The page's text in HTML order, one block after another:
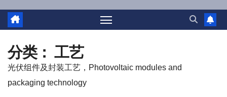
分类： 工艺
光伏组件及封装工艺，Photovoltaic modules and
packaging technology